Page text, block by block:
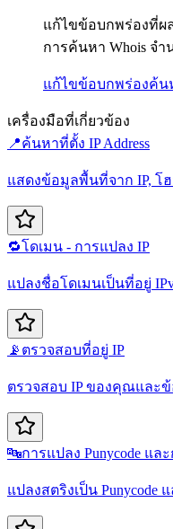
แก้ไขข้อบกพร่องที่ผ
การค้นหา Whois จำ
แก้ไขข้อบกพร่องค้น
เครื่องมือที่เกี่ยวข้อง
📍ค้นหาที่ตั้ง IP Address
แสดงข้อมูลพื้นที่จาก IP, โ
🔁โดเมน - การแปลง IP
แปลงชื่อโดเมนเป็นที่อยู่
📡 ตรวจสอบที่อยู่ IP
ตรวจสอบ IP ของคุณและ
🔤การแปลง Punycode แล
แปลงสตริงเป็น Punycode